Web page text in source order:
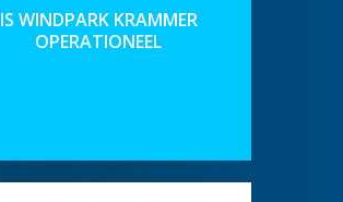
IS WINDPARK KRAMMER
OPERATIONEEL